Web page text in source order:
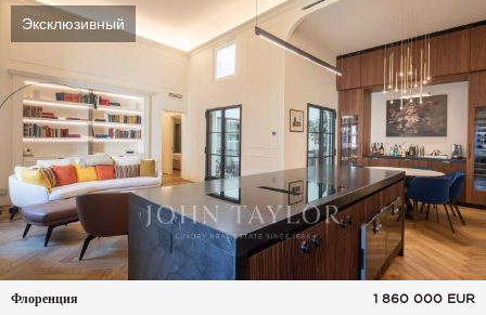
Эксклюзивный
Флоренция
1 860 000 EUR